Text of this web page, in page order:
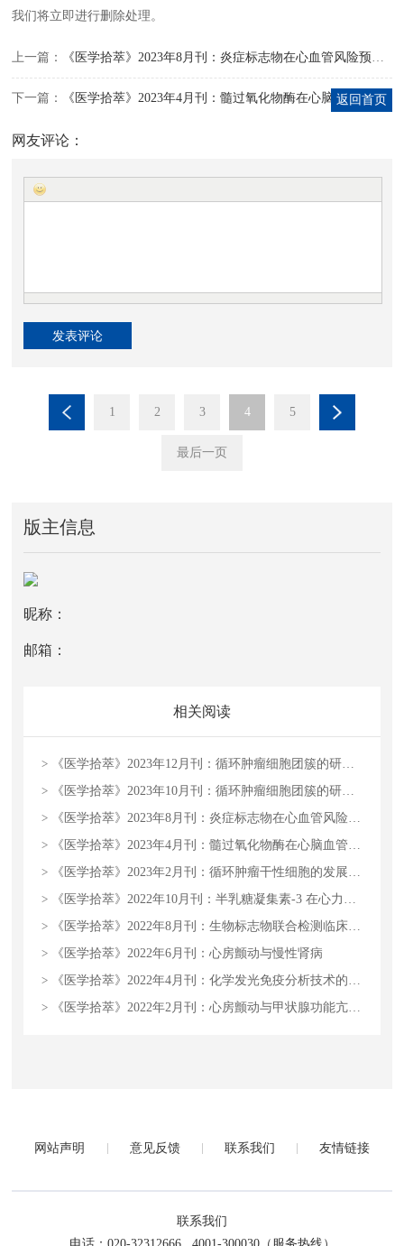
我们将立即进行删除处理。
上一篇： 《医学拾萃》2023年8月刊：炎症标志物在心血管风险预测中的应用及价值
下一篇： 《医学拾萃》2023年4月刊：髓过氧化物酶在心脑血管疾病前瞻性诊断的临床价值
返回首页
网友评论：
1 2 3 4 5
最后一页
版主信息
昵称：
邮箱：
相关阅读
>《医学拾萃》2023年12月刊：循环肿瘤细胞团簇的研究进展
>《医学拾萃》2023年10月刊：循环肿瘤细胞团簇的研究进展
>《医学拾萃》2023年8月刊：炎症标志物在心血管风险预测中的应用及价值
>《医学拾萃》2023年4月刊：髓过氧化物酶在心脑血管疾病前瞻性诊断的临床价值
>《医学拾萃》2023年2月刊：循环肿瘤干性细胞的发展及标志物应用
>《医学拾萃》2022年10月刊：半乳糖凝集素-3 在心力衰竭预后上的研究进展
>《医学拾萃》2022年8月刊：生物标志物联合检测临床应用与发展的分析
>《医学拾萃》2022年6月刊：心房颤动与慢性肾病
>《医学拾萃》2022年4月刊：化学发光免疫分析技术的应用前景及展望
>《医学拾萃》2022年2月刊：心房颤动与甲状腺功能亢进症
网站声明 意见反馈 联系我们 友情链接
联系我们